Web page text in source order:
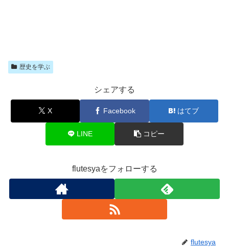
歴史を学ぶ
シェアする
X Facebook はてブ
LINE コピー
flutesyaをフォローする
flutesya